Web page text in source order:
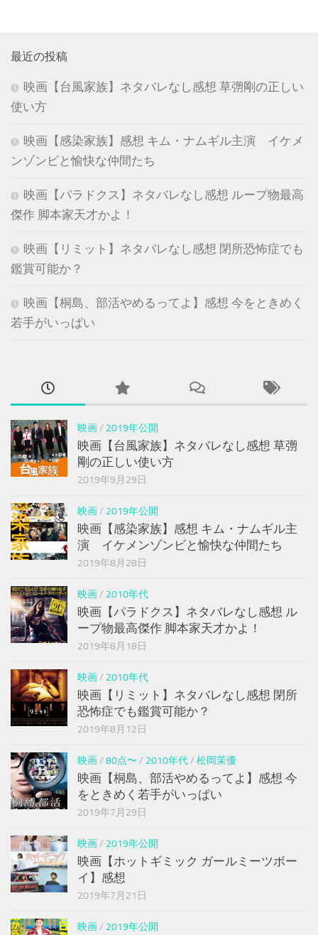
最近の投稿
映画【台風家族】ネタバレなし感想 草彅剛の正しい
使い方
映画【感染家族】感想 キム・ナムギル主演 イケメ
ンゾンビと愉快な仲間たち
映画【パラドクス】ネタバレなし感想 ループ物最高
傑作 脚本家天才かよ！
映画【リミット】ネタバレなし感想 閉所恐怖症でも
鑑賞可能か？
映画【桐島、部活やめるってよ】感想 今をときめく
若手がいっぱい
映画/ 2019年公開
映画【台風家族】ネタバレなし感想 草彅
剛の正しい使い方
2019年9月29日
映画/ 2019年公開
映画【感染家族】感想 キム・ナムギル主
演 イケメンゾンビと愉快な仲間たち
2019年8月28日
映画/ 2010年代
映画【パラドクス】ネタバレなし感想 ル
ープ物最高傑作 脚本家天才かよ！
2019年8月18日
映画/ 2010年代
映画【リミット】ネタバレなし感想 閉所
恐怖症でも鑑賞可能か？
2019年8月12日
映画/ 80点〜 / 2010年代/ 松岡茉優
映画【桐島、部活やめるってよ】感想 今
をときめく若手がいっぱい
2019年7月29日
映画/ 2019年公開
映画【ホットギミック ガールミーツボー
イ】感想
2019年7月21日
映画/ 2019年公開